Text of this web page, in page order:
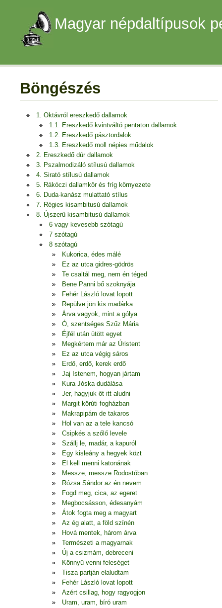
Magyar népdaltípusok
Böngészés
1. Oktávról ereszkedő dallamok
1.1. Ereszkedő kvintváltó pentaton dallamok
1.2. Ereszkedő pásztordalok
1.3. Ereszkedő moll népies műdalok
2. Ereszkedő dúr dallamok
3. Pszalmodizáló stílusú dallamok
4. Sirató stílusú dallamok
5. Rákóczi dallamkör és fríg környezete
6. Duda-kanász mulattató stílus
7. Régies kisambitusú dallamok
8. Újszerű kisambitusú dallamok
6 vagy kevesebb szótagú
7 szótagú
8 szótagú
Kukorica, édes málé
Ez az utca gidres-gödrös
Te csaltál meg, nem én téged
Bene Panni bő szoknyája
Fehér László lovat lopott
Repülve jön kis madárka
Árva vagyok, mint a gólya
Ó, szentséges Szűz Mária
Éjfél után ütött egyet
Megkértem már az Úristent
Ez az utca végig sáros
Erdő, erdő, kerek erdő
Jaj Istenem, hogyan jártam
Kura Jóska dudálása
Jer, hagyjuk őt itt aludni
Margit körúti fogházban
Makrapipám de takaros
Hol van az a tele kancsó
Csipkés a szőlő levele
Szállj le, madár, a kapuról
Egy kisleány a hegyek közt
El kell menni katonának
Messze, messze Rodostóban
Rózsa Sándor az én nevem
Fogd meg, cica, az egeret
Megbocsásson, édesanyám
Átok fogta meg a magyart
Az ég alatt, a föld színén
Hová mentek, három árva
Természeti a magyarnak
Új a csizmám, debreceni
Könnyű venni feleséget
Tisza partján elaludtam
Fehér László lovat lopott
Azért csillag, hogy ragyogjon
Uram, uram, bíró uram